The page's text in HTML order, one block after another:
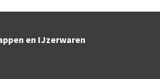
en IJzerwaren